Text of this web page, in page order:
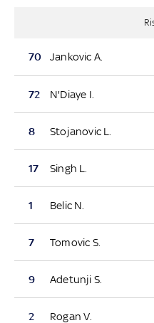
70 Jankovic A.
72 N'Diaye I.
8 Stojanovic L.
17 Singh L.
1 Belic N.
7 Tomovic S.
9 Adetunji S.
2 Rogan V.